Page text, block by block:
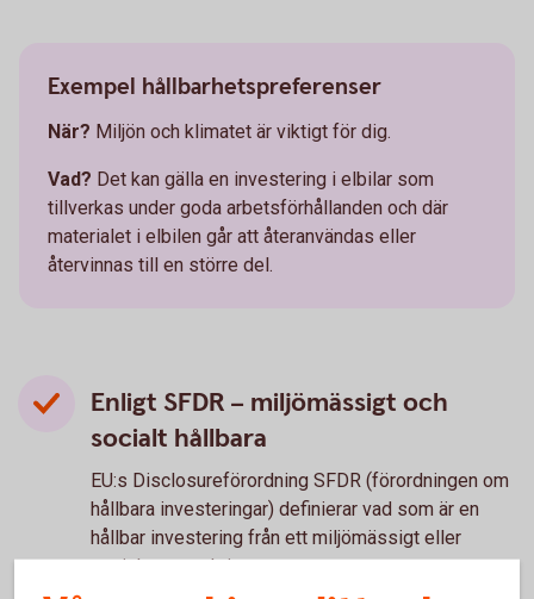
Exempel hållbarhetspreferenser
När? Miljön och klimatet är viktigt för dig.
Vad? Det kan gälla en investering i elbilar som
tillverkas under goda arbetsförhållanden och där
materialet i elbilen går att återanvändas eller
återvinnas till en större del.
Enligt SFDR – miljömässigt och
socialt hållbara
EU:s Disclosureförordning SFDR (förordningen om
hållbara investeringar) definierar vad som är en
hållbar investering från ett miljömässigt eller
socialt perspektiv.